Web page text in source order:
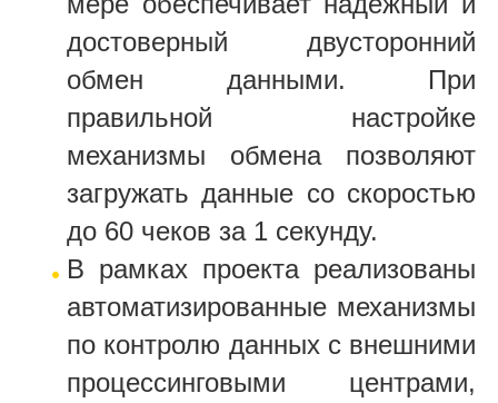
достоверный двусторонний
обмен данными. При
правильной настройке
механизмы обмена позволяют
загружать данные со скоростью
до 60 чеков за 1 секунду.
В рамках проекта реализованы
автоматизированные механизмы
по контролю данных с внешними
процессинговыми центрами,